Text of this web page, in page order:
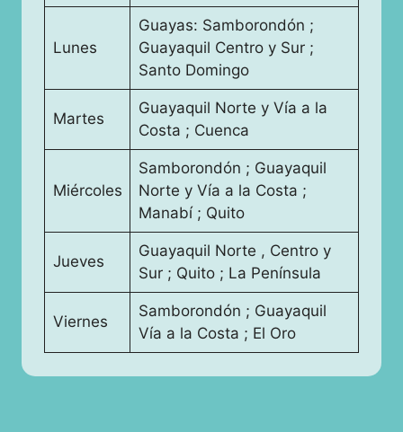
Lunes
Guayas: Samborondón ;
Guayaquil Centro y Sur ;
Santo Domingo
Martes
Guayaquil Norte y Vía a la
Costa ; Cuenca
Miércoles
Samborondón ; Guayaquil
Norte y Vía a la Costa ;
Manabí ; Quito
Jueves
Guayaquil Norte , Centro y
Sur ; Quito ; La Península
Viernes
Samborondón ; Guayaquil
Vía a la Costa ; El Oro